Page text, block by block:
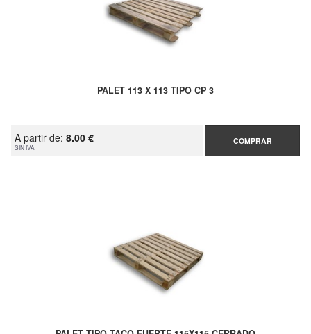
PALET 113 X 113 TIPO CP 3
A partir de: 8.00 €
SIN IVA
COMPRAR